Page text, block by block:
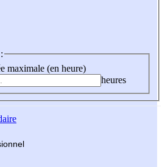
maximale (en heure)
heures